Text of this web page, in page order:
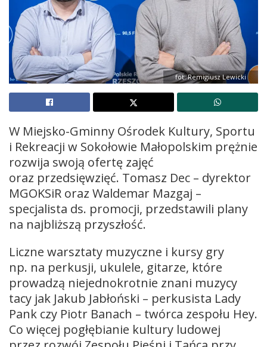
fot. Remigiusz Lewicki
W Miejsko-Gminny Ośrodek Kultury, Sportu
i Rekreacji w Sokołowie Małopolskim prężnie
rozwija swoją ofertę zajęć
oraz przedsięwzięć. Tomasz Dec – dyrektor
MGOKSiR oraz Waldemar Mazgaj –
specjalista ds. promocji, przedstawili plany
na najbliższą przyszłość.
Liczne warsztaty muzyczne i kursy gry
np. na perkusji, ukulele, gitarze, które
prowadzą niejednokrotnie znani muzycy
tacy jak Jakub Jabłoński – perkusista Lady
Pank czy Piotr Banach – twórca zespołu Hey.
Co więcej pogłębianie kultury ludowej